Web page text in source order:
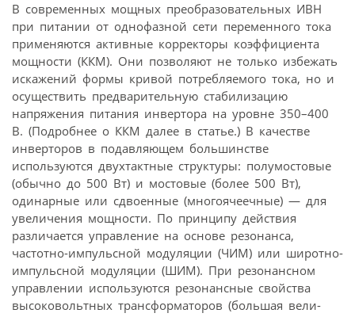
В современных мощных преобразовательных ИВН
при питании от однофазной сети переменного тока
применяются активные корректоры коэффициента
мощности (ККМ). Они позволяют не только избежать
искажений формы кривой потребляемого тока, но и
осуществить предварительную стабилизацию
напряжения питания инвертора на уровне 350–400
В. (Подробнее о ККМ далее в статье.) В качестве
инверторов в подавляющем большинстве
используются двухтактные структуры: полумостовые
(обычно до 500 Вт) и мостовые (более 500 Вт),
одинарные или сдвоенные (многоячеечные) — для
увеличения мощности. По принципу действия
различается управление на основе резонанса,
частотно-импульсной модуляции (ЧИМ) или широтно-
импульсной модуляции (ШИМ). При резонансном
управлении используются резонансные свойства
высоковольтных трансформаторов (большая вели-